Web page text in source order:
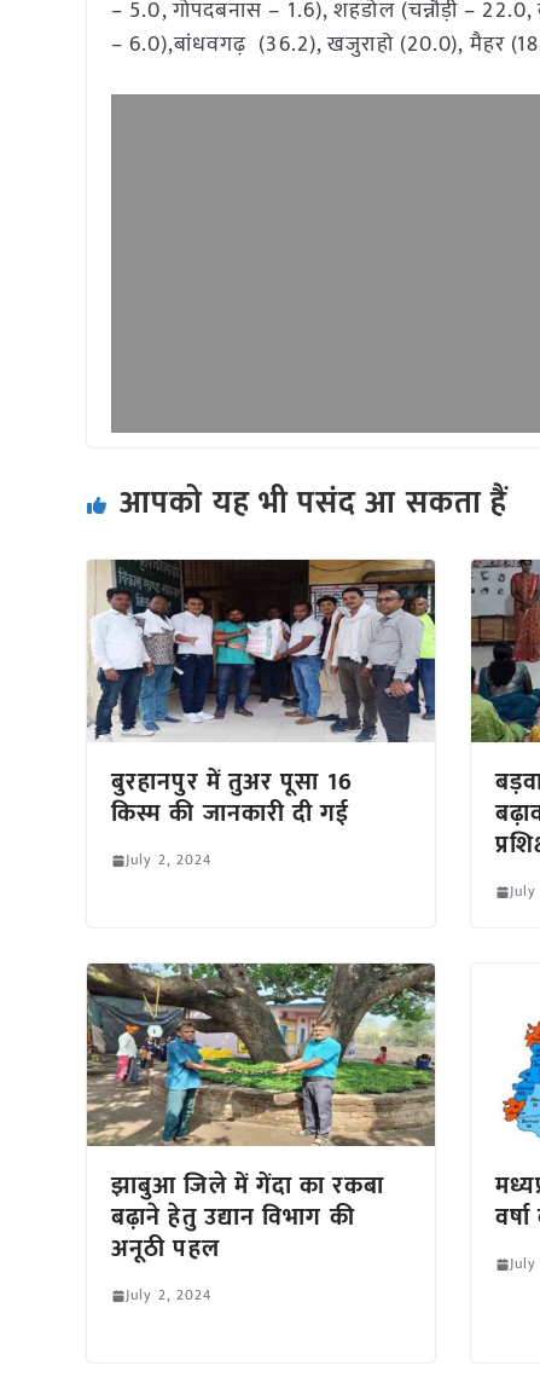
– 5.0, गोपदबनास – 1.6), शहडोल (चन्नौड़ी – 22.0,
– 6.0),बांधवगढ़ (36.2), खजुराहो (20.0), मैहर
आपको यह भी पसंद आ सकता हैं
बुरहानपुर में तुअर पूसा 16
किस्म की जानकारी दी गई
July 2, 2024
झाबुआ जिले में गेंदा का रकबा
बढ़ाने हेतु उद्यान विभाग की
अनूठी पहल
July 2, 2024